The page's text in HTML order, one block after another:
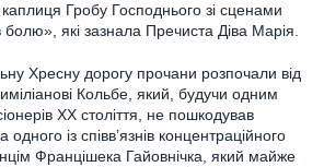
Гробу Господнього зі сценами
болю», які зазнала Пречиста Діва Марія.
Хресну дорогу прочани розпочали від
Кольбе, який, будучи одним
XX століття, не пошкодував
одного із співв’язнів концентраційного
Францішека Гайовнічка, який майже